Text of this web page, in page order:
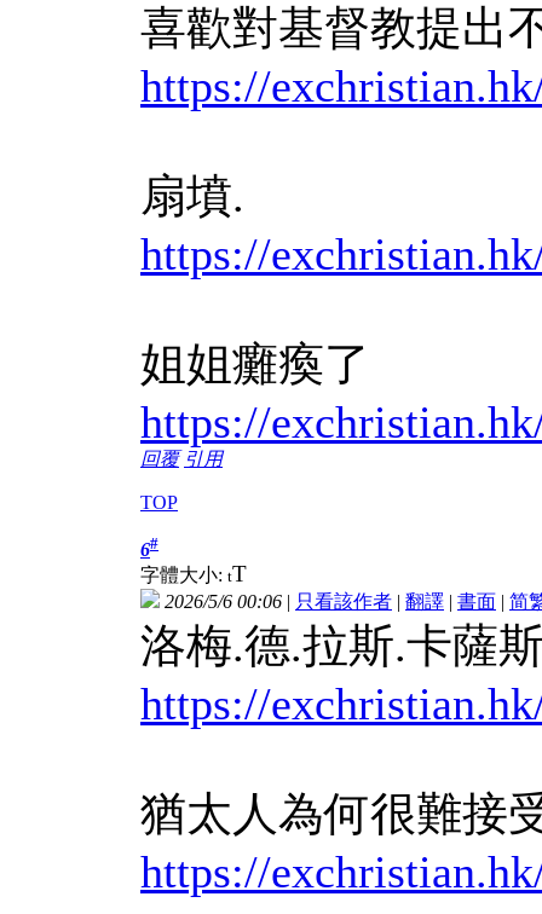
喜歡對基督教提出
https://
扇墳.
https://
姐姐癱瘓了
https://
回覆 引用
TOP
6#
字體大小: tT
2026/5/6 00:06 | 只看該作者 | 翻譯 | 書面 | 简
洛梅.德.拉斯.卡薩
https://
猶太人為何很難接
https://